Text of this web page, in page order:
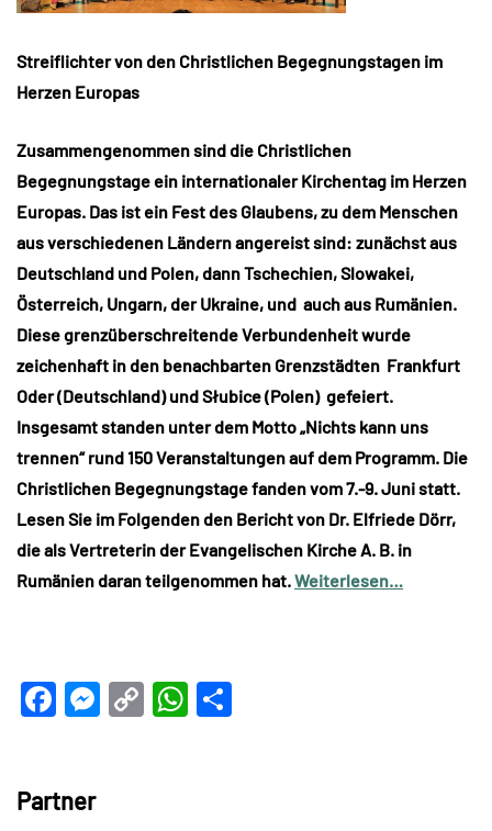
Streiflichter von den Christlichen Begegnungstagen im
Herzen Europas
Zusammengenommen sind die Christlichen
Begegnungstage ein internationaler Kirchentag im Herzen
Europas. Das ist ein Fest des Glaubens, zu dem Menschen
aus verschiedenen Ländern angereist sind: zunächst aus
Deutschland und Polen, dann Tschechien, Slowakei,
Österreich, Ungarn, der Ukraine, und auch aus Rumänien.
Diese grenzüberschreitende Verbundenheit wurde
zeichenhaft in den benachbarten Grenzstädten Frankfurt
Oder (Deutschland) und Słubice (Polen) gefeiert.
Insgesamt standen unter dem Motto „Nichts kann uns
trennen“ rund 150 Veranstaltungen auf dem Programm. Die
Christlichen Begegnungstage fanden vom 7.-9. Juni statt.
Lesen Sie im Folgenden den Bericht von Dr. Elfriede Dörr,
die als Vertreterin der Evangelischen Kirche A. B. in
Rumänien daran teilgenommen hat.Weiterlesen…
Facebook
Messenger
CopyWhatsApp
Partner